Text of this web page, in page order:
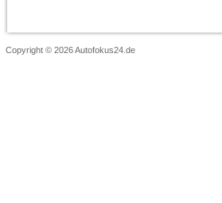
Copyright © 2026 Autofokus24.de